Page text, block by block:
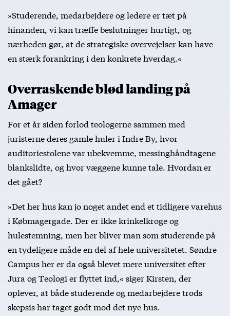
»Studerende, medarbejdere og ledere er tæt på
hinanden, vi kan træffe beslutninger hurtigt, og
nærheden gør, at de strategiske overvejelser kan have
en stærk forankring i den konkrete hverdag.«
Overraskende blød landing på
Amager
For et år siden forlod teologerne sammen med
juristerne deres gamle huler i Indre By, hvor
auditoriestolene var ubekvemme, messinghåndtagene
blankslidte, og hvor væggene kunne tale. Hvordan er
det gået?
»Det her hus kan jo noget andet end et tidligere varehus
i Købmagergade. Der er ikke krinkelkroge og
hulestemning, men her bliver man som studerende på
en tydeligere måde en del af hele universitetet. Søndre
Campus her er da også blevet mere universitet efter
Jura og Teologi er flyttet ind,« siger Kirsten, der
oplever, at både studerende og medarbejdere trods
skepsis har taget godt mod det nye hus.